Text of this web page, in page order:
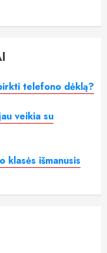
telefono dėklą?
veikia su
klasės išmanusis